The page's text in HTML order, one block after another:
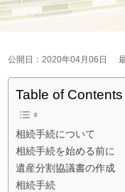
公開日：2020年04月06日
Table of Contents
相続手続について
相続手続を始める前に
遺産分割協議書の作成
相続手続